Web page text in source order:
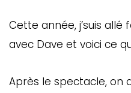
Cette année, j’suis allé
avec Dave et voici ce
Après le spectacle, on